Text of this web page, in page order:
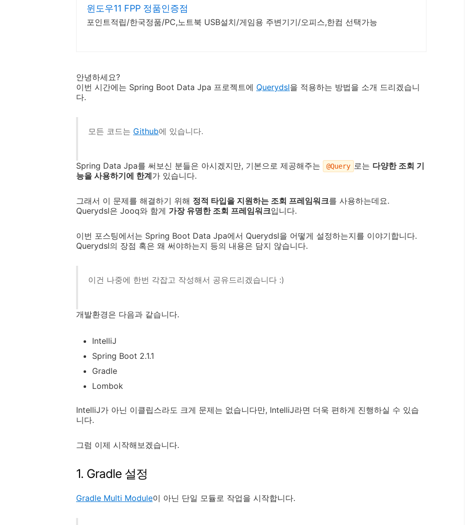
윈도우11 FPP 정품인증점
포인트적립/한국정품/PC,노트북 USB설치/게임용 주변기기/오피스,한컴 선택가능
안녕하세요?
이번 시간에는 Spring Boot Data Jpa 프로젝트에 Querydsl을 적용하는 방법을 소개 드리겠습니
다.
모든 코드는 Github에 있습니다.
Spring Data Jpa를 써보신 분들은 아시겠지만, 기본으로 제공해주는 @Query 로는 다양한 조회 기
능을 사용하기에 한계가 있습니다.
그래서 이 문제를 해결하기 위해 정적 타입을 지원하는 조회 프레임워크를 사용하는데요.
Querydsl은 Jooq와 함게 가장 유명한 조회 프레임워크입니다.
이번 포스팅에서는 Spring Boot Data Jpa에서 Querydsl을 어떻게 설정하는지를 이야기합니다.
Querydsl의 장점 혹은 왜 써야하는지 등의 내용은 담지 않습니다.
이건 나중에 한번 각잡고 작성해서 공유드리겠습니다 :)
개발환경은 다음과 같습니다.
IntelliJ
Spring Boot 2.1.1
Gradle
Lombok
IntelliJ가 아닌 이클립스라도 크게 문제는 없습니다만, IntelliJ라면 더욱 편하게 진행하실 수 있습
니다.
그럼 이제 시작해보겠습니다.
1. Gradle 설정
Gradle Multi Module이 아닌 단일 모듈로 작업을 시작합니다.